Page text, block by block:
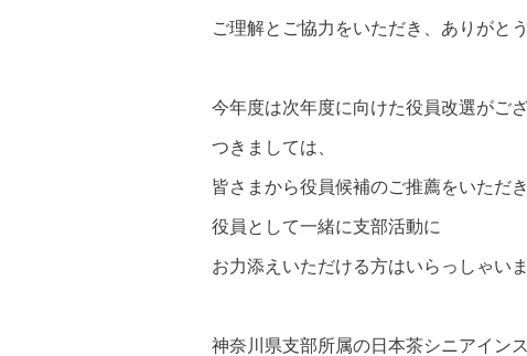
ご理解とご協力をいただき、ありがと
今年度は次年度に向けた役員改選がござ
つきましては、
皆さまから役員候補のご推薦をいただ
役員として一緒に支部活動に
お力添えいただける方はいらっしゃい
神奈川県支部所属の日本茶シニアイン